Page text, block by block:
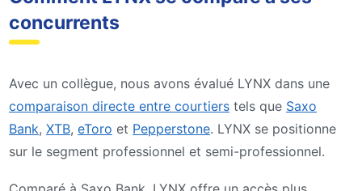
concurrents
Avec un collègue, nous avons évalué LYNX dans une
comparaison directe entre courtiers tels que Saxo
Bank, XTB, eToro et Pepperstone. LYNX se positionne
sur le segment professionnel et semi-professionnel.